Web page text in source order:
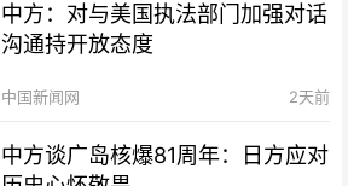
中方：对与美国执法部门加强对话
沟通持开放态度
中国新闻网 2天前
中方谈广岛核爆81周年：日方应对